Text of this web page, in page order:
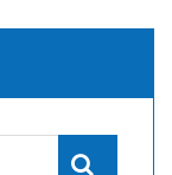
Search